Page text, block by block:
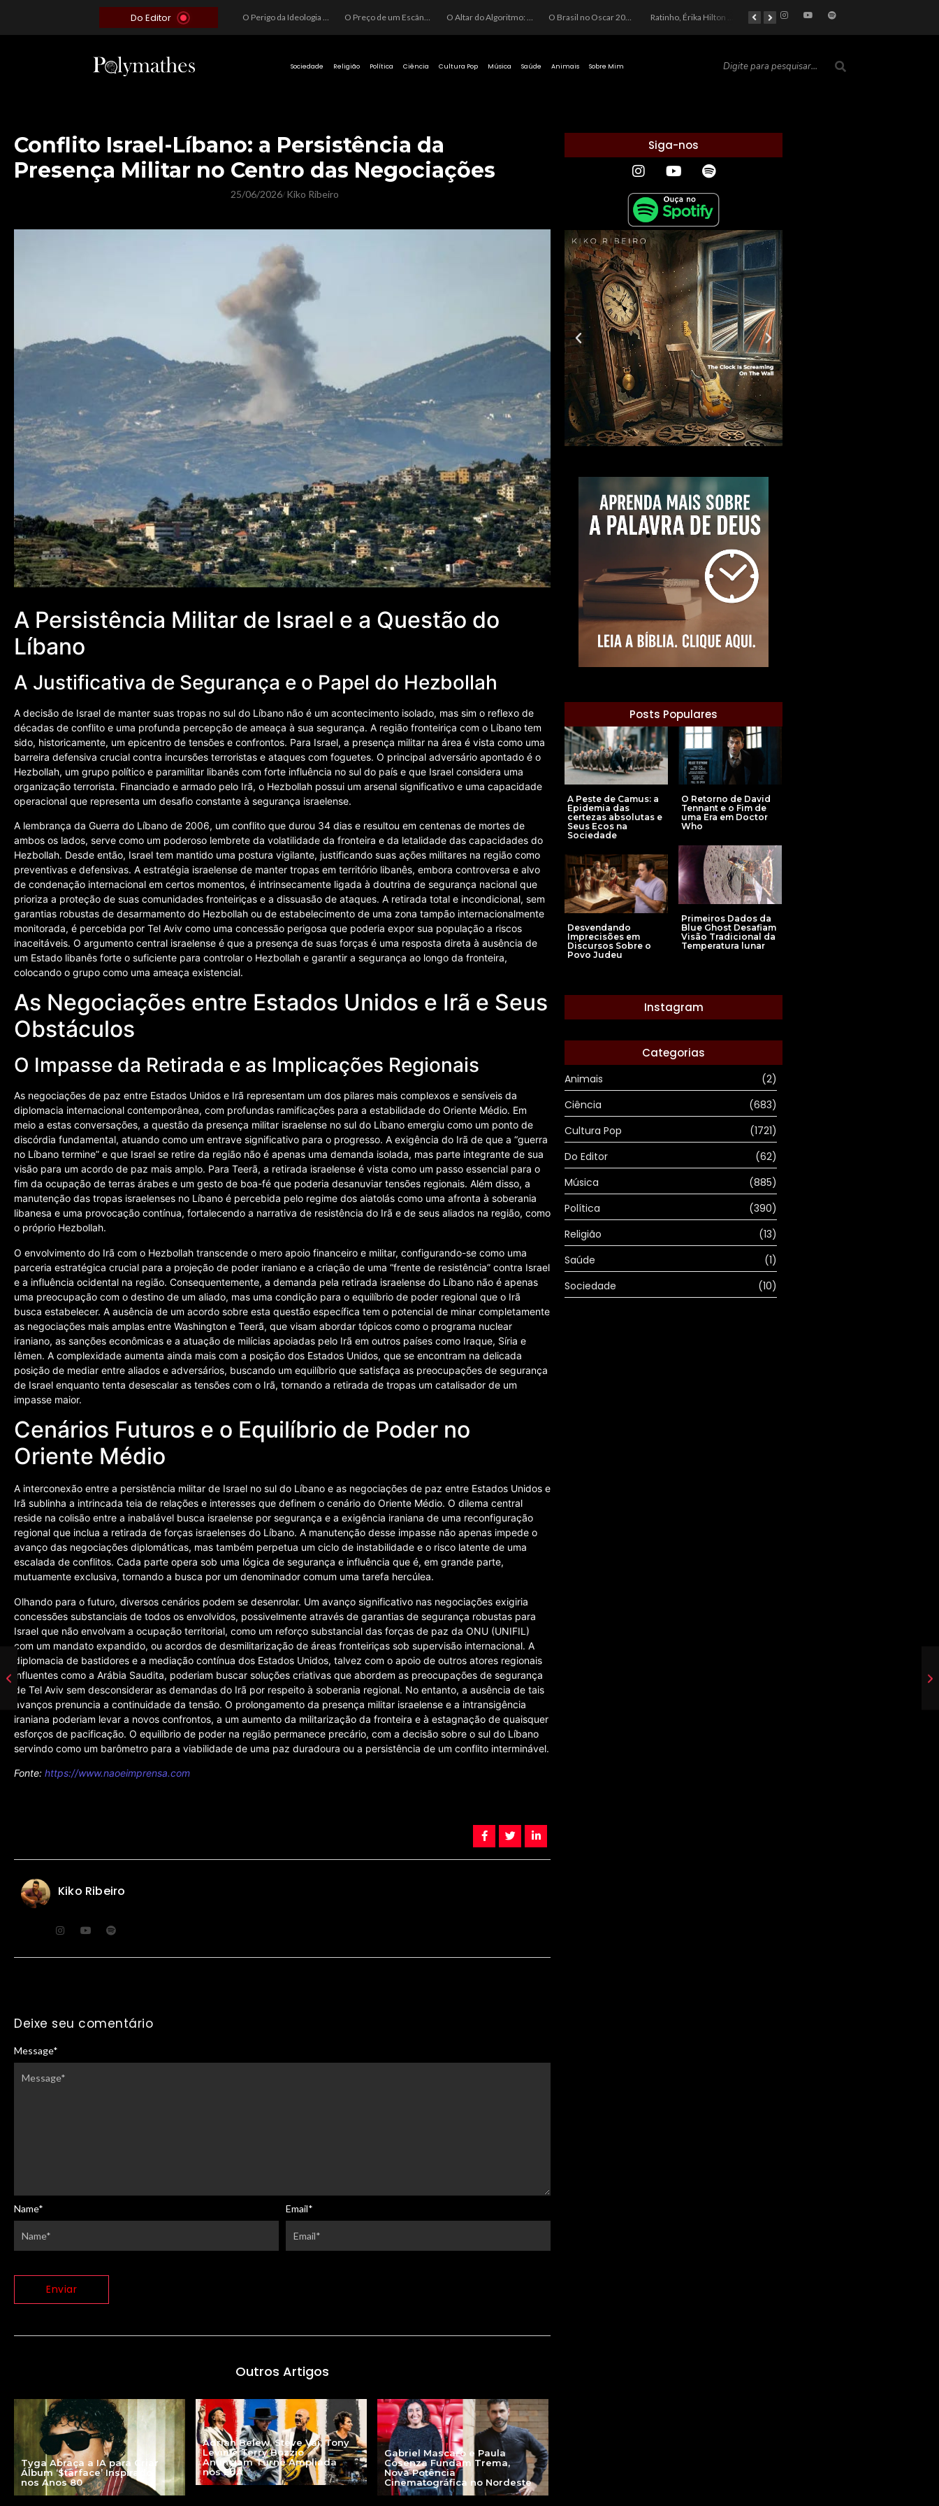
Do Editor O Perigo da Ideologia Desenfreada na Justiça: Quando a Pauta Política Substitui a Pena Criminal O Preço de um Escândalo: A Discrepância Entre o “Filme de Bolsonaro” e a Realidade do Cinema Mundial O Altar do Algoritmo: A Carência Humana e a Fabricação de Heróis no Brasil O Brasil no Oscar 2026: Entre a Cota do Politicamente Correto e a Realidade das Telas Ratinho, Érika Hilton e a Farsa Política: Quem Ganha com o Barulho no País de Bobson? As controvérsias que marcam o cenário político e econômico nacional
Sociedade Religião Política Ciência Cultura Pop Música Saúde Animais Sobre Mim
Conflito Israel-Líbano: a Persistência da
Presença Militar no Centro das Negociações
25/06/2026/ Kiko Ribeiro
A Persistência Militar de Israel e a Questão do
Líbano
A Justificativa de Segurança e o Papel do Hezbollah
A decisão de Israel de manter suas tropas no sul do Líbano não é um acontecimento isolado, mas sim o reflexo de
décadas de conflito e uma profunda percepção de ameaça à sua segurança. A região fronteiriça com o Líbano tem
sido, historicamente, um epicentro de tensões e confrontos. Para Israel, a presença militar na área é vista como uma
barreira defensiva crucial contra incursões terroristas e ataques com foguetes. O principal adversário apontado é o
Hezbollah, um grupo político e paramilitar libanês com forte influência no sul do país e que Israel considera uma
organização terrorista. Financiado e armado pelo Irã, o Hezbollah possui um arsenal significativo e uma capacidade
operacional que representa um desafio constante à segurança israelense.
A lembrança da Guerra do Líbano de 2006, um conflito que durou 34 dias e resultou em centenas de mortes de
ambos os lados, serve como um poderoso lembrete da volatilidade da fronteira e da letalidade das capacidades do
Hezbollah. Desde então, Israel tem mantido uma postura vigilante, justificando suas ações militares na região como
preventivas e defensivas. A estratégia israelense de manter tropas em território libanês, embora controversa e alvo
de condenação internacional em certos momentos, é intrinsecamente ligada à doutrina de segurança nacional que
prioriza a proteção de suas comunidades fronteiriças e a dissuasão de ataques. A retirada total e incondicional, sem
garantias robustas de desarmamento do Hezbollah ou de estabelecimento de uma zona tampão internacionalmente
monitorada, é percebida por Tel Aviv como uma concessão perigosa que poderia expor sua população a riscos
inaceitáveis. O argumento central israelense é que a presença de suas forças é uma resposta direta à ausência de
um Estado libanês forte o suficiente para controlar o Hezbollah e garantir a segurança ao longo da fronteira,
colocando o grupo como uma ameaça existencial.
As Negociações entre Estados Unidos e Irã e Seus
Obstáculos
O Impasse da Retirada e as Implicações Regionais
As negociações de paz entre Estados Unidos e Irã representam um dos pilares mais complexos e sensíveis da
diplomacia internacional contemporânea, com profundas ramificações para a estabilidade do Oriente Médio. Em
meio a estas conversações, a questão da presença militar israelense no sul do Líbano emergiu como um ponto de
discórdia fundamental, atuando como um entrave significativo para o progresso. A exigência do Irã de que a “guerra
no Líbano termine” e que Israel se retire da região não é apenas uma demanda isolada, mas parte integrante de sua
visão para um acordo de paz mais amplo. Para Teerã, a retirada israelense é vista como um passo essencial para o
fim da ocupação de terras árabes e um gesto de boa-fé que poderia desanuviar tensões regionais. Além disso, a
manutenção das tropas israelenses no Líbano é percebida pelo regime dos aiatolás como uma afronta à soberania
libanesa e uma provocação contínua, fortalecendo a narrativa de resistência do Irã e de seus aliados na região, como
o próprio Hezbollah.
O envolvimento do Irã com o Hezbollah transcende o mero apoio financeiro e militar, configurando-se como uma
parceria estratégica crucial para a projeção de poder iraniano e a criação de uma “frente de resistência” contra Israel
e a influência ocidental na região. Consequentemente, a demanda pela retirada israelense do Líbano não é apenas
uma preocupação com o destino de um aliado, mas uma condição para o equilíbrio de poder regional que o Irã
busca estabelecer. A ausência de um acordo sobre esta questão específica tem o potencial de minar completamente
as negociações mais amplas entre Washington e Teerã, que visam abordar tópicos como o programa nuclear
iraniano, as sanções econômicas e a atuação de milícias apoiadas pelo Irã em outros países como Iraque, Síria e
Iêmen. A complexidade aumenta ainda mais com a posição dos Estados Unidos, que se encontram na delicada
posição de mediar entre aliados e adversários, buscando um equilíbrio que satisfaça as preocupações de segurança
de Israel enquanto tenta desescalar as tensões com o Irã, tornando a retirada de tropas um catalisador de um
impasse maior.
Cenários Futuros e o Equilíbrio de Poder no
Oriente Médio
A interconexão entre a persistência militar de Israel no sul do Líbano e as negociações de paz entre Estados Unidos e
Irã sublinha a intrincada teia de relações e interesses que definem o cenário do Oriente Médio. O dilema central
reside na colisão entre a inabalável busca israelense por segurança e a exigência iraniana de uma reconfiguração
regional que inclua a retirada de forças israelenses do Líbano. A manutenção desse impasse não apenas impede o
avanço das negociações diplomáticas, mas também perpetua um ciclo de instabilidade e o risco latente de uma
escalada de conflitos. Cada parte opera sob uma lógica de segurança e influência que é, em grande parte,
mutuamente exclusiva, tornando a busca por um denominador comum uma tarefa hercúlea.
Olhando para o futuro, diversos cenários podem se desenrolar. Um avanço significativo nas negociações exigiria
concessões substanciais de todos os envolvidos, possivelmente através de garantias de segurança robustas para
Israel que não envolvam a ocupação territorial, como um reforço substancial das forças de paz da ONU (UNIFIL)
com um mandato expandido, ou acordos de desmilitarização de áreas fronteiriças sob supervisão internacional. A
diplomacia de bastidores e a mediação contínua dos Estados Unidos, talvez com o apoio de outros atores regionais
influentes como a Arábia Saudita, poderiam buscar soluções criativas que abordem as preocupações de segurança
de Tel Aviv sem desconsiderar as demandas do Irã por respeito à soberania regional. No entanto, a ausência de tais
avanços prenuncia a continuidade da tensão. O prolongamento da presença militar israelense e a intransigência
iraniana poderiam levar a novos confrontos, a um aumento da militarização da fronteira e à estagnação de quaisquer
esforços de pacificação. O equilíbrio de poder na região permanece precário, com a decisão sobre o sul do Líbano
servindo como um barômetro para a viabilidade de uma paz duradoura ou a persistência de um conflito interminável.
Fonte: https://www.naoeimprensa.com
Kiko Ribeiro
Deixe seu comentário
Message*
Name* Email*
Outros Artigos
Tyga Abraça a IA para Criar
Álbum ‘$tarface’ Inspirado
nos Anos 80
Adrian Belew, Steve Vai, Tony
Levin e Terry Bozzio
Anunciam Turnê Ampliada
nos EUA
Gabriel Mascaro e Paula
Cosenza Fundam Trema,
Nova Potência
Cinematográfica no Nordeste
Siga-nos
Posts Populares
A Peste de Camus: a
Epidemia das
certezas absolutas e
Seus Ecos na
Sociedade
O Retorno de David
Tennant e o Fim de
uma Era em Doctor
Who
Primeiros Dados da
Blue Ghost Desafiam
Visão Tradicional da
Temperatura lunar
Desvendando
Imprecisões em
Discursos Sobre o
Povo Judeu
Instagram
Categorias
Animais
(2)
Ciência
(683)
Cultura Pop
(1721)
Do Editor
(62)
Música
(885)
Política
(390)
Religião
(13)
Saúde
(1)
Sociedade
(10)